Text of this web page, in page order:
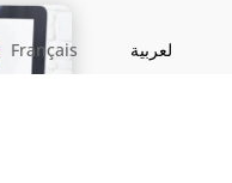
Français لعربية